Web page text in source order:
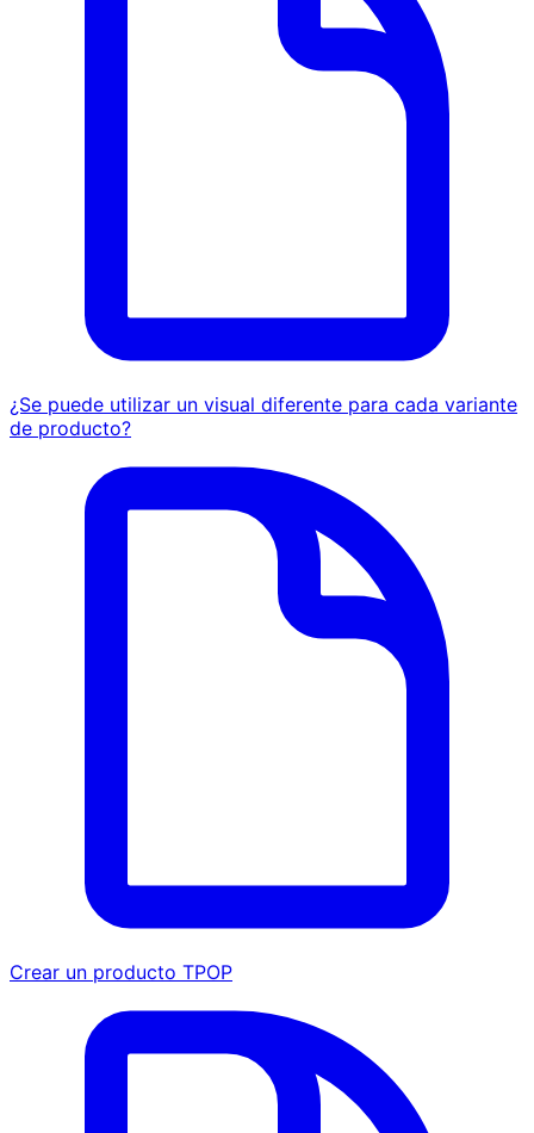
¿Se puede utilizar un visual diferente para cada variante
de producto?
Crear un producto TPOP